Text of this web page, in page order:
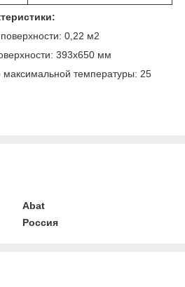
0,22 м2
393x650 мм
максимальной температуры: 25
Abat
Россия